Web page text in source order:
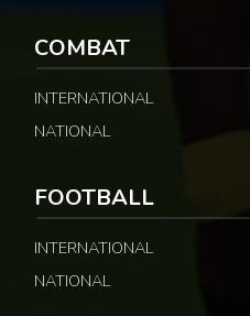
COMBAT
INTERNATIONAL
NATIONAL
FOOTBALL
INTERNATIONAL
NATIONAL